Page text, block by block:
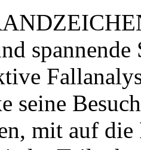
spannende
seine
mit auf